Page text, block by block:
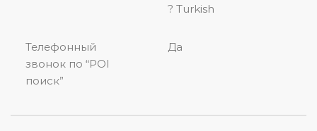
? Turkish
Телефонный
звонок по “POI
поиск”
Да